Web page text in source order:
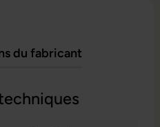
du fabricant